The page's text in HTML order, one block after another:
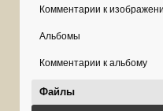
Комментарии к
Альбомы
Комментарии к альбому
Файлы